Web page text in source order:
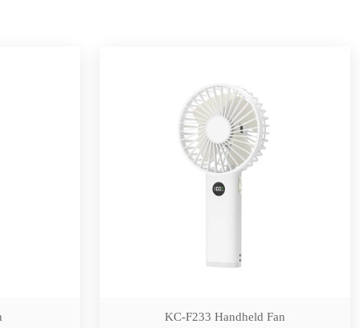
KC-F233 Handheld Fan